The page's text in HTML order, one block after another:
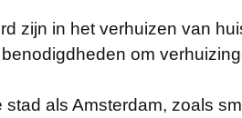
zijn in het verhuizen van
om
als Amsterdam, zoals